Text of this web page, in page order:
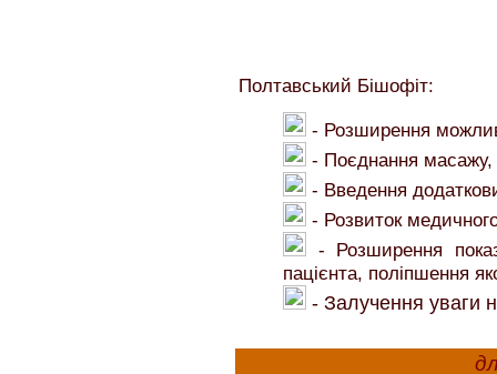
Полтавський Бішофіт:
- Розширення
- Поєднання масажу,
- Введення
- Розвиток
- Розширення
пацієнта, поліпшення
- Залучення уваги